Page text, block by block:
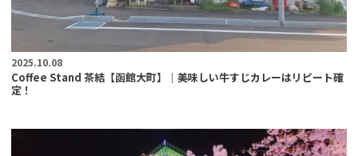
2025.10.08
Coffee Stand 茶結【函館大町】｜美味しい牛すじカレーはリピート確
定！